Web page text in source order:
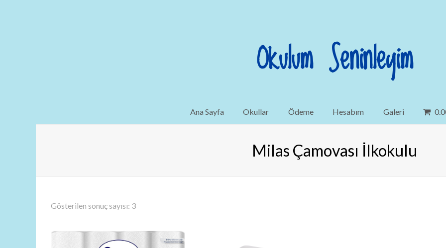
Okulum Seninleyim
Ana Sayfa Okullar Ödeme Hesabım Galeri
Milas Çamovası İlkokulu
Gösterilen sonuç sayısı: 3